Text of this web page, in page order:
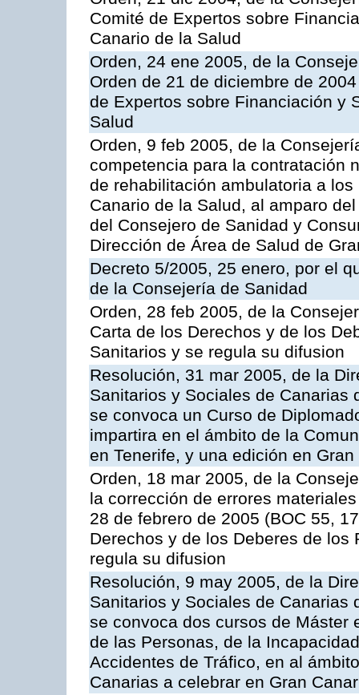
Comité de Expertos sobre
Canario de la Salud
Orden, 24 ene 2005, de la
Orden de 21 de diciembre de
de Expertos sobre Financiación y
Salud
Orden, 9 feb 2005, de la
competencia para la contratación
de rehabilitación ambulatoria a
Canario de la Salud, al amparo
del Consejero de Sanidad y
Dirección de Área de Salud de
Decreto 5/2005, 25 enero, por el
de la Consejería de Sanidad
Orden, 28 feb 2005, de la
Carta de los Derechos y de los
Sanitarios y se regula su difusion
Resolución, 31 mar 2005, de la
Sanitarios y Sociales de Canarias
se convoca un Curso de
impartira en el ámbito de la
en Tenerife, y una edición en
Orden, 18 mar 2005, de la
la corrección de errores
28 de febrero de 2005 (BOC 55,
Derechos y de los Deberes de
regula su difusion
Resolución, 9 may 2005, de la
Sanitarios y Sociales de Canarias
se convoca dos cursos de Máster
de las Personas, de la
Accidentes de Tráfico, en al
Canarias a celebrar en Gran